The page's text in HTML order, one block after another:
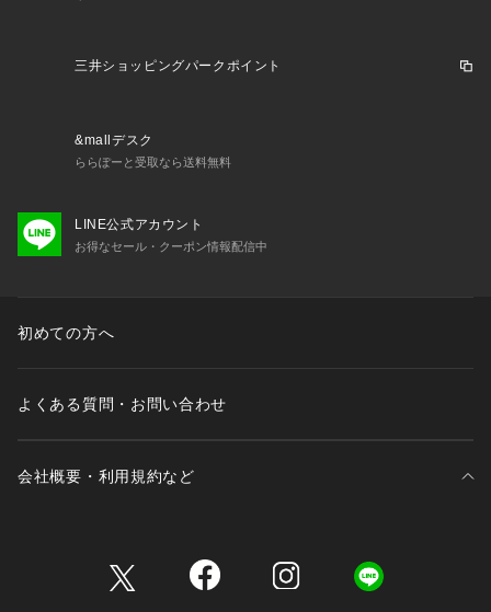
三井ショッピングパークポイント
&mallデスク
ららぽーと受取なら送料無料
LINE公式アカウント
お得なセール・クーポン情報配信中
初めての方へ
よくある質問・お問い合わせ
会社概要・利用規約など